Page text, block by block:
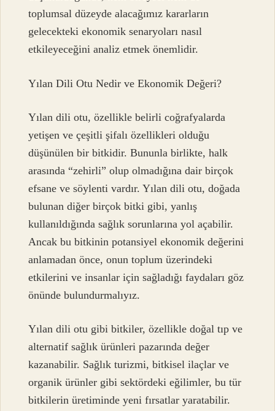
toplumsal düzeyde alacağımız kararların
gelecekteki ekonomik senaryoları nasıl
etkileyeceğini analiz etmek önemlidir.
Yılan Dili Otu Nedir ve Ekonomik Değeri?
Yılan dili otu, özellikle belirli coğrafyalarda
yetişen ve çeşitli şifalı özellikleri olduğu
düşünülen bir bitkidir. Bununla birlikte, halk
arasında “zehirli” olup olmadığına dair birçok
efsane ve söylenti vardır. Yılan dili otu, doğada
bulunan diğer birçok bitki gibi, yanlış
kullanıldığında sağlık sorunlarına yol açabilir.
Ancak bu bitkinin potansiyel ekonomik değerini
anlamadan önce, onun toplum üzerindeki
etkilerini ve insanlar için sağladığı faydaları göz
önünde bulundurmalıyız.
Yılan dili otu gibi bitkiler, özellikle doğal tıp ve
alternatif sağlık ürünleri pazarında değer
kazanabilir. Sağlık turizmi, bitkisel ilaçlar ve
organik ürünler gibi sektördeki eğilimler, bu tür
bitkilerin üretiminde yeni fırsatlar yaratabilir.